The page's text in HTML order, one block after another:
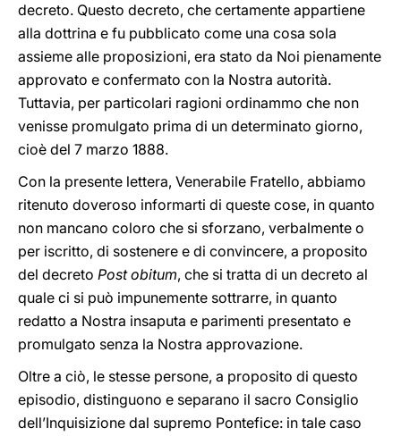
decreto. Questo decreto, che certamente appartiene
alla dottrina e fu pubblicato come una cosa sola
assieme alle proposizioni, era stato da Noi pienamente
approvato e confermato con la Nostra autorità.
Tuttavia, per particolari ragioni ordinammo che non
venisse promulgato prima di un determinato giorno,
cioè del 7 marzo 1888.
Con la presente lettera, Venerabile Fratello, abbiamo
ritenuto doveroso informarti di queste cose, in quanto
non mancano coloro che si sforzano, verbalmente o
per iscritto, di sostenere e di convincere, a proposito
del decreto Post obitum, che si tratta di un decreto al
quale ci si può impunemente sottrarre, in quanto
redatto a Nostra insaputa e parimenti presentato e
promulgato senza la Nostra approvazione.
Oltre a ciò, le stesse persone, a proposito di questo
episodio, distinguono e separano il sacro Consiglio
dell’Inquisizione dal supremo Pontefice: in tale caso